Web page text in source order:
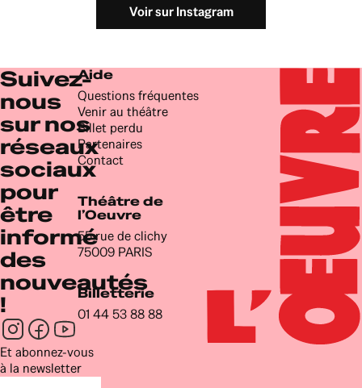
Voir sur Instagram
Suivez-
nous
sur nos
réseaux
sociaux
pour
être
informé
des
nouveautés
!
Newsletter
Et abonnez-vous
à la newsletter
Aide
Questions fréquentes
Venir au théâtre
Billet perdu
Partenaires
Contact
Théâtre de
l’Oeuvre
55 rue de clichy
75009 PARIS
Billetterie
01 44 53 88 88